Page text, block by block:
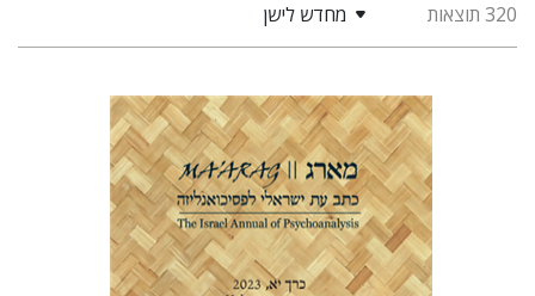
320 תוצאות מחדש לישן
דנה אמיר